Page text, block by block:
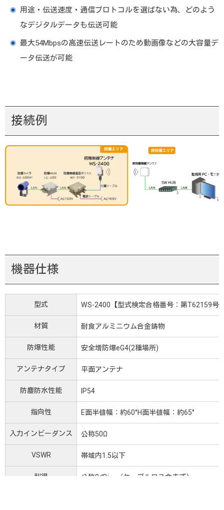
用途・伝送速度・通信プロトコルを選ばない為、どのよう
なデジタルデータも伝送可能
最大54Mbpsの高速伝送レートのため動画像などの大容量デ
ータ伝送が可能
接続例
機器仕様
型式 WS-2400【型式検定合格番号：第T62159号
材質 耐食アルミニウム合金鋳物
防爆性能 安全増防爆eG4(2種場所)
アンテナタイプ 平面アンテナ
防塵防水性能 IP54
指向性 E面半値幅：約60°H面半値幅：約65°
入力インビーダンス 公称50Ω
VSWR 帯域内1.5以下
利得 公称9dBi （ケーブルロス含まず）